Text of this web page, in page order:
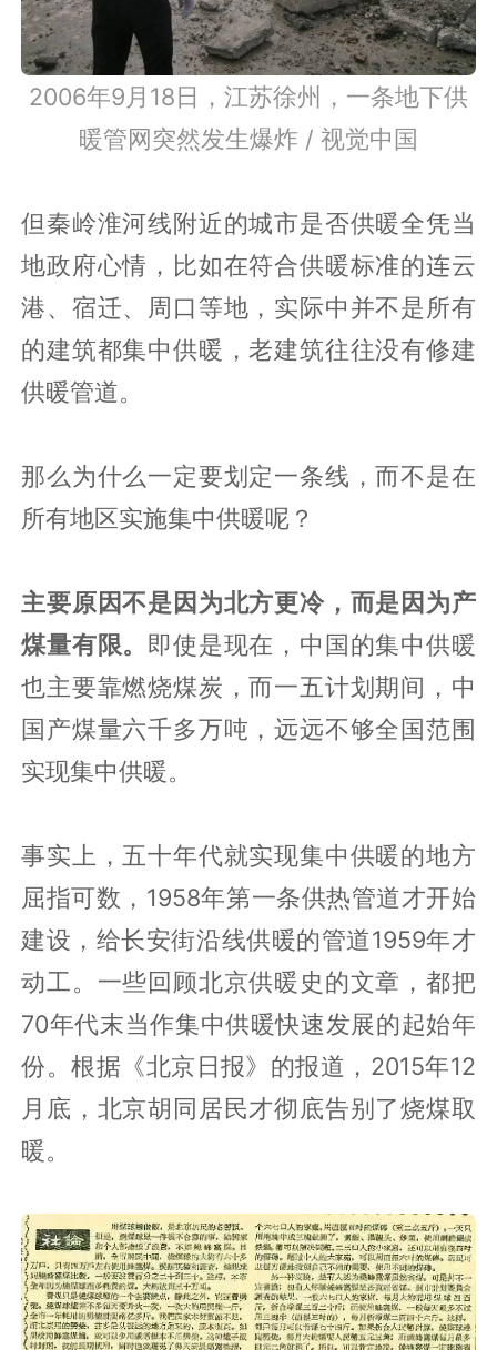
2006年9月18日，江苏徐州，一条地下供
暖管网突然发生爆炸 / 视觉中国
但秦岭淮河线附近的城市是否供暖全凭当
地政府心情，比如在符合供暖标准的连云
港、宿迁、周口等地，实际中并不是所有
的建筑都集中供暖，老建筑往往没有修建
供暖管道。
那么为什么一定要划定一条线，而不是在
所有地区实施集中供暖呢？
主要原因不是因为北方更冷，而是因为产
煤量有限。 即使是现在，中国的集中供暖
也主要靠燃烧煤炭，而一五计划期间，中
国产煤量六千多万吨，远远不够全国范围
实现集中供暖。
事实上，五十年代就实现集中供暖的地方
屈指可数，1958年第一条供热管道才开始
建设，给长安街沿线供暖的管道1959年才
动工。一些回顾北京供暖史的文章，都把
70年代末当作集中供暖快速发展的起始年
份。根据《北京日报》的报道，2015年12
月底，北京胡同居民才彻底告别了烧煤取
暖。